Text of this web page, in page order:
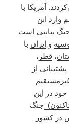
آمریکا با
وارد این
نیابتی است
و ایران با
، قطر ،
پشتیبانی از
در این
جنگ
در کشور